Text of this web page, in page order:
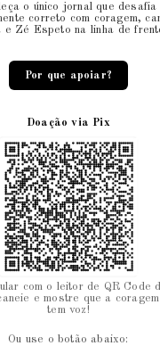
o único jornal que desafia
correto com coragem,
e Zé Espeto na linha de
Por que apoiar?
Doação via Pix
com o leitor de QR Code
e mostre que a
tem voz!
Ou use o botão abaixo: